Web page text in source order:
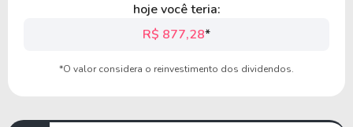
hoje você teria:
R$ 877,28*
*O valor considera o reinvestimento dos dividendos.